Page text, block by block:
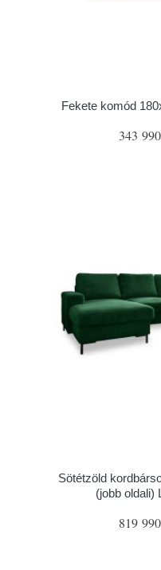
Fekete komód
343
Sötétzöld
(jobb oldali)
819